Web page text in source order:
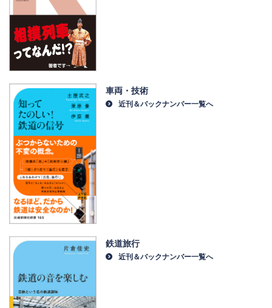
車両・技術
近刊＆バックナンバー一覧へ
鉄道旅行
近刊＆バックナンバー一覧へ